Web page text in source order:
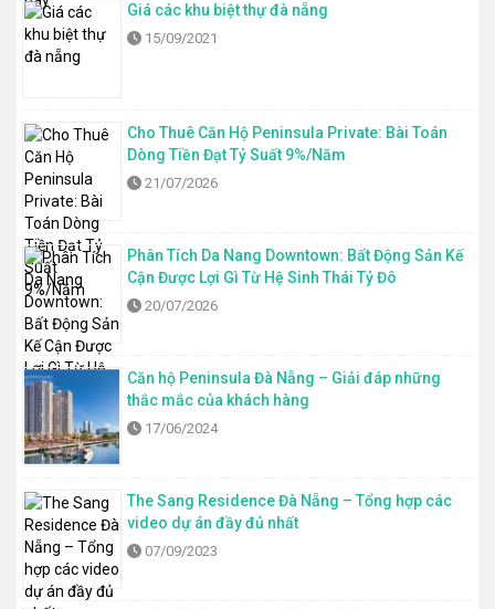
Giá các khu biệt thự đà nẵng
15/09/2021
Cho Thuê Căn Hộ Peninsula Private: Bài Toán
Dòng Tiền Đạt Tỷ Suất 9%/Năm
21/07/2026
Phân Tích Da Nang Downtown: Bất Động Sản Kế
Cận Được Lợi Gì Từ Hệ Sinh Thái Tỷ Đô
20/07/2026
Căn hộ Peninsula Đà Nẵng – Giải đáp những
thắc mắc của khách hàng
17/06/2024
The Sang Residence Đà Nẵng – Tổng hợp các
video dự án đầy đủ nhất
07/09/2023